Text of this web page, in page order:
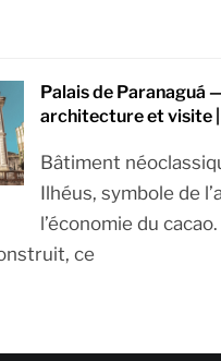
Palais de Paranaguá
architecture et visite |
Bâtiment
Ilhéus, symbole de
l’économie du
ce